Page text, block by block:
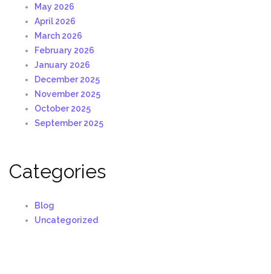
May 2026
April 2026
March 2026
February 2026
January 2026
December 2025
November 2025
October 2025
September 2025
Categories
Blog
Uncategorized